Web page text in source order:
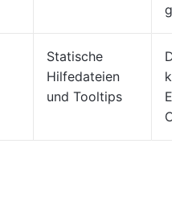
Statische
Hilfedateien
und Tooltips